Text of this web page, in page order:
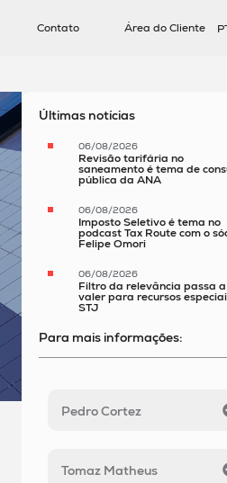
Contato Área do Cliente
Últimas notícias
06/08/2026
Revisão tarifária no
saneamento é tema de
pública da ANA
06/08/2026
Imposto Seletivo é tema no
podcast Tax Route com o
Felipe Omori
06/08/2026
Filtro da relevância passa a
valer para recursos
STJ
Para mais informações:
Pedro Cortez
Tomaz Matheus